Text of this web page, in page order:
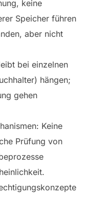
keine
Speicher führen
aber nicht
bei einzelnen
hängen;
gehen
Keine
Prüfung von